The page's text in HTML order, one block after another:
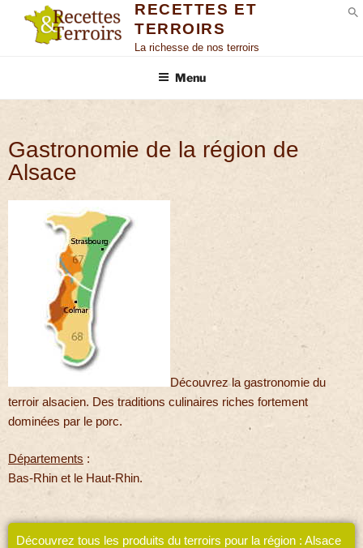
RECETTES ET
TERROIRS
La richesse de nos terroirs
Menu
Gastronomie de la région de
Alsace
Découvrez la gastronomie du
terroir alsacien. Des traditions culinaires riches fortement
dominées par le porc.
Départements :
Bas-Rhin et le Haut-Rhin.
Découvrez tous les produits du terroirs pour la région : Alsace